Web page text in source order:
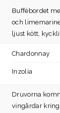
Buffébordet
och
ljust kött,
Chardonnay
Inzolia
Druvorna
vingårdar